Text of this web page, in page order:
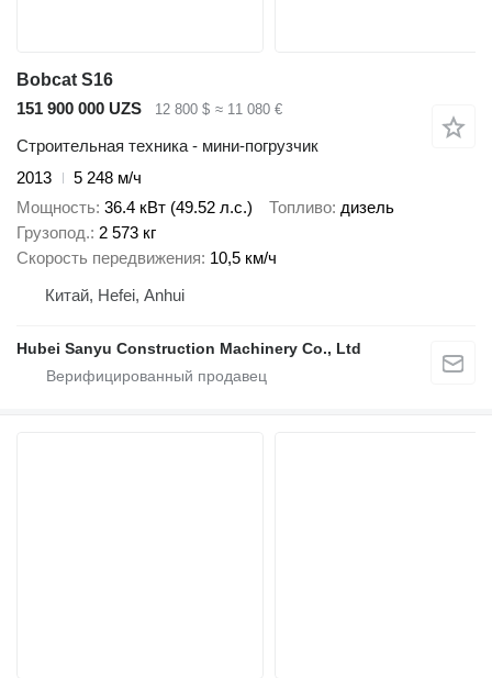
Bobcat S16
151 900 000 UZS
12 800 $ ≈ 11 080 €
Строительная техника - мини-погрузчик
2013
5 248 м/ч
Мощность 36.4 кВт (49.52 л.с.) Топливо дизель
Грузопод. 2 573 кг
Скорость передвижения 10,5 км/ч
Китай, Hefei, Anhui
Hubei Sanyu Construction Machinery Co., Ltd